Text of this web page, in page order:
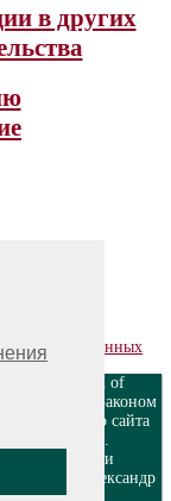
в других
данных
«World of
охраняются Законом
этого сайта
публикации
сайта — Александр